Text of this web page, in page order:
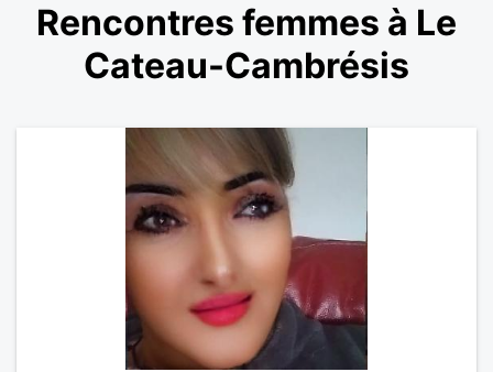
Rencontres femmes à Le
Cateau-Cambrésis